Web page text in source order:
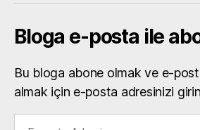
Bloga e-posta ile
Bu bloga abone olmak ve e-
almak için e-posta adresinizi